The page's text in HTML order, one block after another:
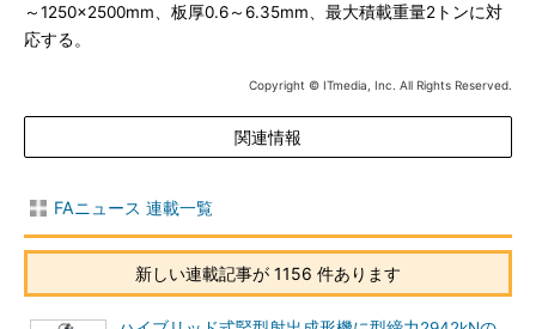
～1250×2500mm、板厚0.6～6.35mm、最大積載重量2トンに対
応する。
Copyright © ITmedia, Inc. All Rights Reserved.
関連情報
FAニュース 連載一覧
新しい連載記事が 1156 件あります